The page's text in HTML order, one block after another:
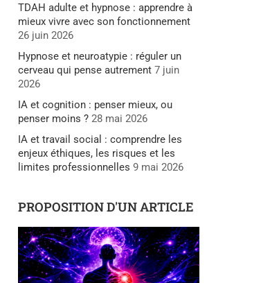
TDAH adulte et hypnose : apprendre à
mieux vivre avec son fonctionnement
26 juin 2026
Hypnose et neuroatypie : réguler un
cerveau qui pense autrement 7 juin
2026
IA et cognition : penser mieux, ou
penser moins ? 28 mai 2026
IA et travail social : comprendre les
enjeux éthiques, les risques et les
limites professionnelles 9 mai 2026
PROPOSITION D'UN ARTICLE